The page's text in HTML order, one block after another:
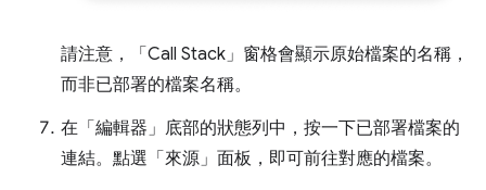
請注意，「Call Stack」 窗格會顯示原始檔案的名稱，
而非已部署的檔案名稱。
在「編輯器」 底部的狀態列中，按一下已部署檔案的
連結。點選「來源」 面板，即可前往對應的檔案。